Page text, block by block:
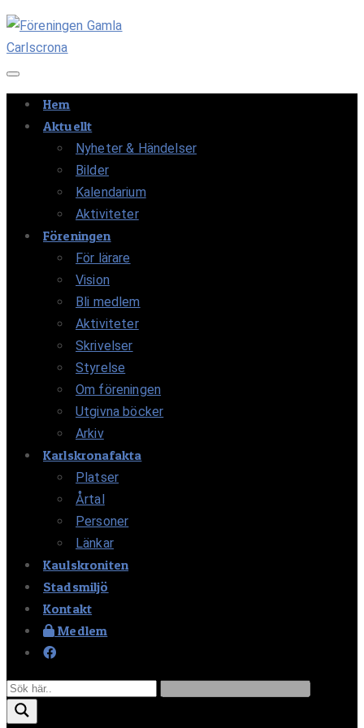
Navigation av/på
Hem
Aktuellt
Nyheter & Händelser
Bilder
Kalendarium
Aktiviteter
Föreningen
För lärare
Vision
Bli medlem
Aktiviteter
Skrivelser
Styrelse
Om föreningen
Utgivna böcker
Arkiv
Karlskronafakta
Platser
Årtal
Personer
Länkar
Kaulskroniten
Stadsmiljö
Kontakt
Medlem